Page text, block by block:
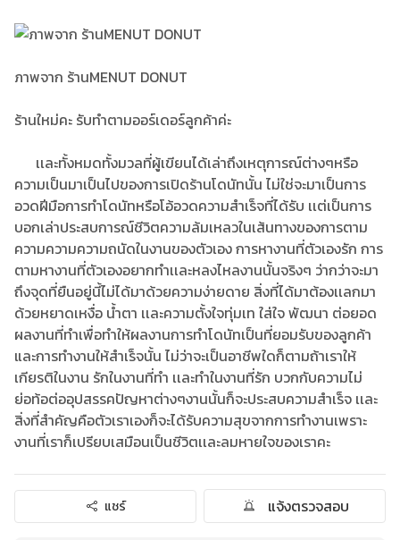
ภาพจาก ร้านMENUT DONUT
ร้านใหม่คะ รับทำตามออร์เดอร์ลูกค้าค่ะ
เเละทั้งหมดทั้งมวลที่ผู้เขียนได้เล่าถึงเหตุการณ์ต่างๆหรือ
ความเป็นมาเป็นไปของการเปิดร้านโดนัทนั้น ไม่ใช่จะมาเป็นการ
อวดฝีมือการทำโดนัทหรือโอ้อวดความสำเร็จที่ได้รับ เเต่เป็นการ
บอกเล่าประสบการณ์ชีวิตความล้มเหลวในเส้นทางของการตาม
ความความความถนัดในงานของตัวเอง การหางานที่ตัวเองรัก การ
ตามหางานที่ตัวเองอยากทำเเละหลงไหลงานนั้นจริงๆ ว่ากว่าจะมา
ถึงจุดที่ยืนอยู่นี้ไม่ได้มาด้วยความง่ายดาย สิ่งที่ได้มาต้องเเลกมา
ด้วยหยาดเหงื่อ น้ำตา เเละความตั้งใจทุ่มเท ใส่ใจ พัฒนา ต่อยอด
ผลงานที่ทำเพื่อทำให้ผลงานการทำโดนัทเป็นที่ยอมรับของลูกค้า
และการทำงานให้สำเร็จนั้น ไม่ว่าจะเป็นอาชีพใดก็ตามถ้าเราให้
เกียรติในงาน รักในงานที่ทำ เเละทำในงานที่รัก บวกกับความไม่
ย่อท้อต่ออุปสรรคปัญหาต่างๆงานนั้นก็จะประสบความสำเร็จ เเละ
สิ่งที่สำคัญคือตัวเราเองก็จะได้รับความสุขจากการทำงานเพราะ
งานที่เราก็เปรียบเสมือนเป็นชีวิตเเละลมหายใจของเราคะ
แชร์ แจ้งตรวจสอบ